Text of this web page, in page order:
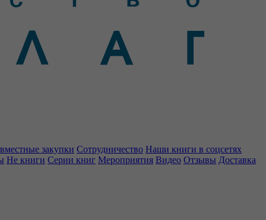
закупки Сотрудничество Наши книги в соцсетях
Не книги Серии книг Мероприятия Видео Отзывы Доставка